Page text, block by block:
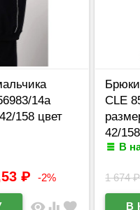
14а
158 цвет
₽ -2%
CLE
42/
В
1 674₽